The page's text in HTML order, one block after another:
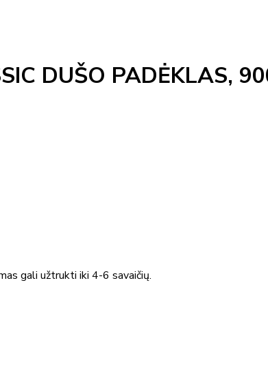
DUŠO PADĖKLAS,
gali užtrukti iki 4-6 savaičių.